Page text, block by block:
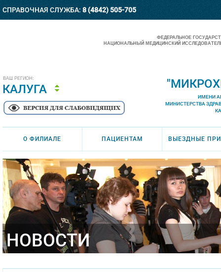
СПРАВОЧНАЯ СЛУЖБА: 8 (4842) 505-705
ВАШ РЕГИОН:
КАЛУГА
ФЕДЕРАЛЬНОЕ
НАЦИОНАЛЬНЫЙ МЕДИЦИНСКИЙ
ИМЕНИ
МИНИСТЕРСТВА
О ФИЛИАЛЕ ПАЦИЕНТАМ ВЫЕЗДНЫЕ
НОВОСТИ